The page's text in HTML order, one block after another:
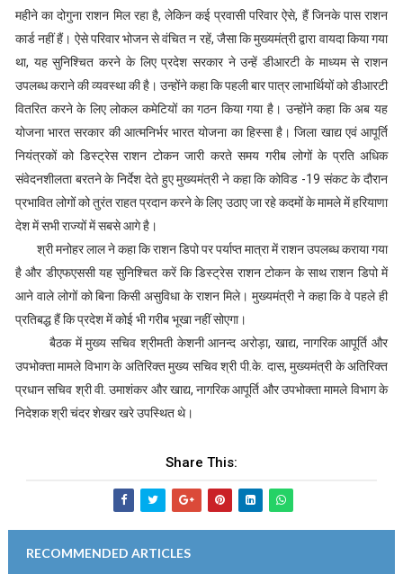
महीने का दोगुना राशन मिल रहा है, लेकिन कई प्रवासी परिवार ऐसे, हैं जिनके पास राशन
कार्ड नहीं हैं। ऐसे परिवार भोजन से वंचित न रहें, जैसा कि मुख्यमंत्री द्वारा वायदा किया गया
था, यह सुनिश्चित करने के लिए प्रदेश सरकार ने उन्हें डीआरटी के माध्यम से राशन
उपलब्ध कराने की व्यवस्था की है। उन्होंने कहा कि पहली बार पात्र लाभार्थियों को डीआरटी
वितरित करने के लिए लोकल कमेटियों का गठन किया गया है। उन्होंने कहा कि अब यह
योजना भारत सरकार की आत्मनिर्भर भारत योजना का हिस्सा है। जिला खाद्य एवं आपूर्ति
नियंत्रकों को डिस्ट्रेस राशन टोकन जारी करते समय गरीब लोगों के प्रति अधिक
संवेदनशीलता बरतने के निर्देश देते हुए मुख्यमंत्री ने कहा कि कोविड -19 संकट के दौरान
प्रभावित लोगों को तुरंत राहत प्रदान करने के लिए उठाए जा रहे कदमों के मामले में हरियाणा
देश में सभी राज्यों में सबसे आगे है।
श्री मनोहर लाल ने कहा कि राशन डिपो पर पर्याप्त मात्रा में राशन उपलब्ध कराया गया
है और डीएफएससी यह सुनिश्चित करें कि डिस्ट्रेस राशन टोकन के साथ राशन डिपो में
आने वाले लोगों को बिना किसी असुविधा के राशन मिले। मुख्यमंत्री ने कहा कि वे पहले ही
प्रतिबद्ध हैं कि प्रदेश में कोई भी गरीब भूखा नहीं सोएगा।
बैठक में मुख्य सचिव श्रीमती केशनी आनन्द अरोड़ा, खाद्य, नागरिक आपूर्ति और
उपभोक्ता मामले विभाग के अतिरिक्त मुख्य सचिव श्री पी.के. दास, मुख्यमंत्री के अतिरिक्त
प्रधान सचिव श्री वी. उमाशंकर और खाद्य, नागरिक आपूर्ति और उपभोक्ता मामले विभाग के
निदेशक श्री चंदर शेखर खरे उपस्थित थे।
Share This:
RECOMMENDED ARTICLES